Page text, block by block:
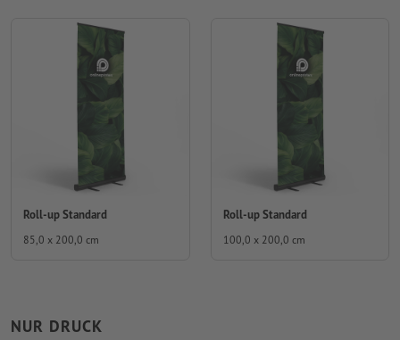
Roll-up Standard
85,0 x 200,0 cm
Roll-up Standard
100,0 x 200,0 cm
NUR DRUCK